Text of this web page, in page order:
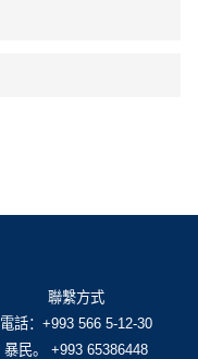
聯繫方式
電話：+993 566 5-12-30
暴民。 +993 65386448